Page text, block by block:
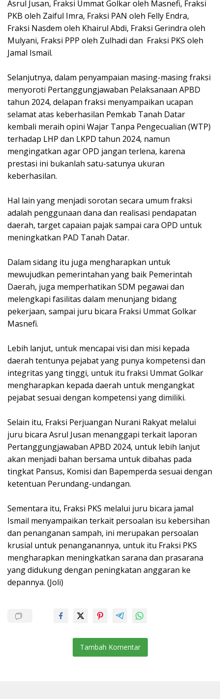
Asrul Jusan, Fraksi Ummat Golkar oleh Masnefi, Fraksi
PKB oleh Zaiful Imra, Fraksi PAN oleh Felly Endra,
Fraksi Nasdem oleh Khairul Abdi, Fraksi Gerindra oleh
Mulyani, Fraksi PPP oleh Zulhadi dan Fraksi PKS oleh
Jamal Ismail.
Selanjutnya, dalam penyampaian masing-masing fraksi
menyoroti Pertanggungjawaban Pelaksanaan APBD
tahun 2024, delapan fraksi menyampaikan ucapan
selamat atas keberhasilan Pemkab Tanah Datar
kembali meraih opini Wajar Tanpa Pengecualian (WTP)
terhadap LHP dan LKPD tahun 2024, namun
mengingatkan agar OPD jangan terlena, karena
prestasi ini bukanlah satu-satunya ukuran
keberhasilan.
Hal lain yang menjadi sorotan secara umum fraksi
adalah penggunaan dana dan realisasi pendapatan
daerah, target capaian pajak sampai cara OPD untuk
meningkatkan PAD Tanah Datar.
Dalam sidang itu juga mengharapkan untuk
mewujudkan pemerintahan yang baik Pemerintah
Daerah, juga memperhatikan SDM pegawai dan
melengkapi fasilitas dalam menunjang bidang
pekerjaan, sampai juru bicara Fraksi Ummat Golkar
Masnefi.
Lebih lanjut, untuk mencapai visi dan misi kepada
daerah tentunya pejabat yang punya kompetensi dan
integritas yang tinggi, untuk itu fraksi Ummat Golkar
mengharapkan kepada daerah untuk mengangkat
pejabat sesuai dengan kompetensi yang dimiliki.
Selain itu, Fraksi Perjuangan Nurani Rakyat melalui
juru bicara Asrul Jusan menanggapi terkait laporan
Pertanggungjawaban APBD 2024, untuk lebih lanjut
akan menjadi bahan bersama untuk dibahas pada
tingkat Pansus, Komisi dan Bapemperda sesuai dengan
ketentuan Perundang-undangan.
Sementara itu, Fraksi PKS melalui juru bicara jamal
Ismail menyampaikan terkait persoalan isu kebersihan
dan penanganan sampah, ini merupakan persoalan
krusial untuk penanganannya, untuk itu Fraksi PKS
mengharapkan meningkatkan sarana dan prasarana
yang didukung dengan peningkatan anggaran ke
depannya. (Joli)
Tambah Komentar